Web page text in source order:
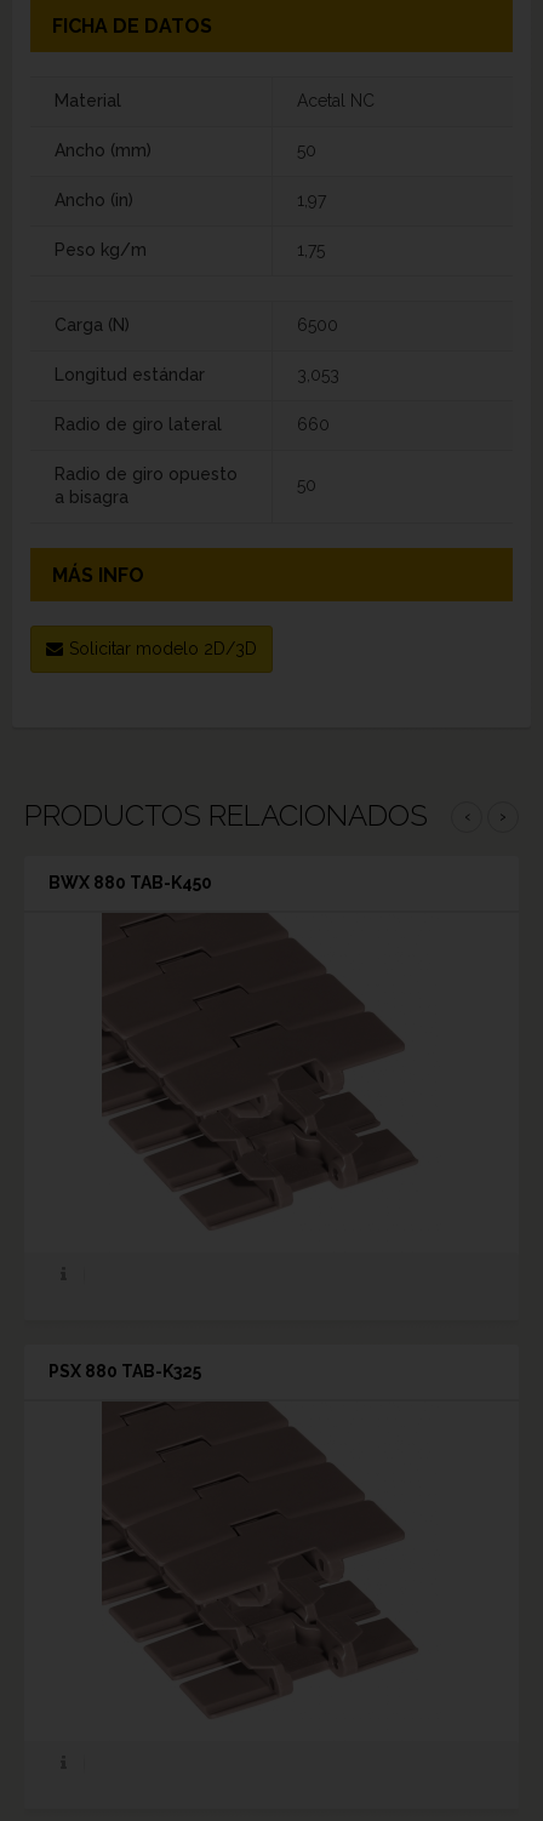
FICHA DE DATOS
Material Acetal NC
Ancho (mm) 50
Ancho (in) 1,97
Peso kg/m 1,75
Carga (N) 6500
Longitud estándar 3,053
Radio de giro lateral 660
Radio de giro opuesto
a bisagra
50
MÁS INFO
Solicitar modelo 2D/3D
PRODUCTOS RELACIONADOS ‹ ›
BWX 880 TAB-K450
PSX 880 TAB-K325